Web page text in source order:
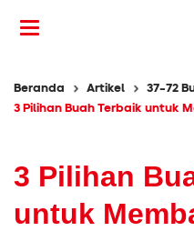
Beranda Artikel
37-72
3 Pilihan Buah Terbaik untuk
3 Pilihan
untuk